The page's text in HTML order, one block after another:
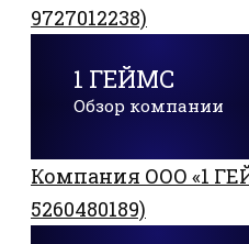
9727012238)
1 ГЕЙМС
Обзор компании
Компания ООО «1
5260480189)